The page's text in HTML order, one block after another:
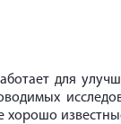
для
хорошо